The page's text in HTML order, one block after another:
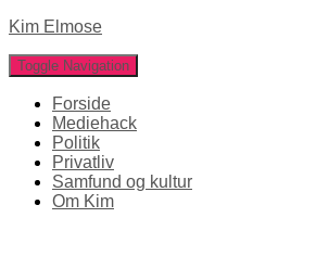
Kim Elmose
Toggle Navigation
Forside
Mediehack
Politik
Privatliv
Samfund og kultur
Om Kim